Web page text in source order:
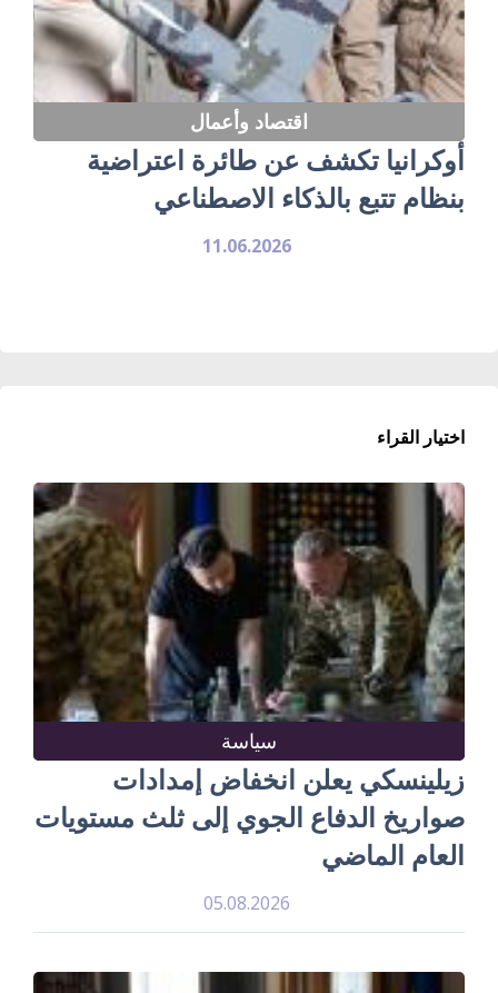
اقتصاد وأعمال
أوكرانيا تكشف عن طائرة اعتراضية
بنظام تتبع بالذكاء الاصطناعي
11.06.2026
اختيار القراء
سياسة
زيلينسكي يعلن انخفاض إمدادات
صواريخ الدفاع الجوي إلى ثلث مستويات
العام الماضي
05.08.2026